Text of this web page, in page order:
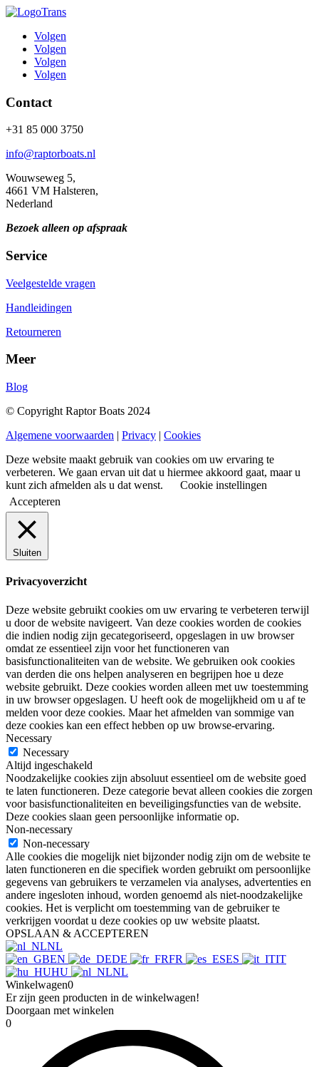
Volgen
Volgen
Volgen
Volgen
Contact
+31 85 000 3750
info@raptorboats.nl
Wouwseweg 5,
4661 VM Halsteren,
Nederland
Bezoek alleen op afspraak
Service
Veelgestelde vragen
Handleidingen
Retourneren
Meer
Blog
© Copyright Raptor Boats 2024
Algemene voorwaarden | Privacy | Cookies
Deze website maakt gebruik van cookies om uw ervaring te
verbeteren. We gaan ervan uit dat u hiermee akkoord gaat, maar u
kunt zich afmelden als u dat wenst.
Cookie instellingen
Accepteren
Sluiten
Privacyoverzicht
Deze website gebruikt cookies om uw ervaring te verbeteren terwijl
u door de website navigeert. Van deze cookies worden de cookies
die indien nodig zijn gecategoriseerd, opgeslagen in uw browser
omdat ze essentieel zijn voor het functioneren van
basisfunctionaliteiten van de website. We gebruiken ook cookies
van derden die ons helpen analyseren en begrijpen hoe u deze
website gebruikt. Deze cookies worden alleen met uw toestemming
in uw browser opgeslagen. U heeft ook de mogelijkheid om u af te
melden voor deze cookies. Maar het afmelden van sommige van
deze cookies kan een effect hebben op uw browse-ervaring.
Necessary
Necessary
Altijd ingeschakeld
Noodzakelijke cookies zijn absoluut essentieel om de website goed
te laten functioneren. Deze categorie bevat alleen cookies die zorgen
voor basisfunctionaliteiten en beveiligingsfuncties van de website.
Deze cookies slaan geen persoonlijke informatie op.
Non-necessary
Non-necessary
Alle cookies die mogelijk niet bijzonder nodig zijn om de website te
laten functioneren en die specifiek worden gebruikt om persoonlijke
gegevens van gebruikers te verzamelen via analyses, advertenties en
andere ingesloten inhoud, worden genoemd als niet-noodzakelijke
cookies. Het is verplicht om toestemming van de gebruiker te
verkrijgen voordat u deze cookies op uw website plaatst.
OPSLAAN & ACCEPTEREN
NL
EN
DE FR ES
IT
HU
NL
Winkelwagen0
Er zijn geen producten in de winkelwagen!
Doorgaan met winkelen
0